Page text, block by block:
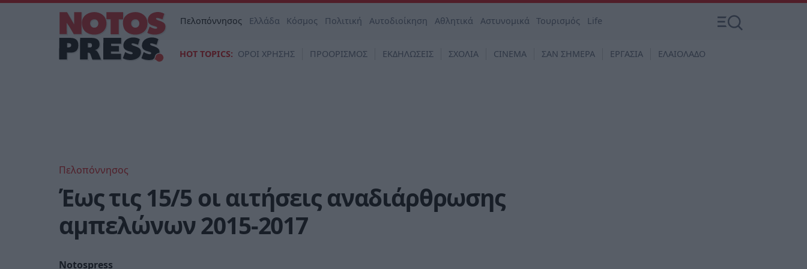
Πελοπόννησος Ελλάδα Κόσμος Πολιτική Αυτοδιοίκηση Αθλητικά Αστυνομικά Τουρισμός Life
HOT TOPICS: ΟΡΟΙ ΧΡΗΣΗΣ ΠΡΟΟΡΙΣΜΟΣ ΕΚΔΗΛΩΣΕΙΣ ΣΧΟΛΙΑ CINEMA ΣΑΝ ΣΗΜΕΡΑ ΕΡΓΑΣΙΑ ΕΛΑΙΟΛΑΔΟ
Πελοπόννησος
Έως τις 15/5 οι αιτήσεις αναδιάρθρωσης
αμπελώνων 2015-2017
Notospress